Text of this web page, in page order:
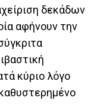
δεκάδων
αφήνουν την
κύριο λόγο